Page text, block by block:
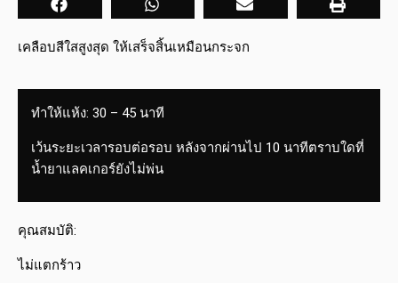
เคลือบสีใสสูงสุด ให้เสร็จสิ้นเหมือนกระจก
ทำให้แห้ง: 30 – 45 นาที
เว้นระยะเวลารอบต่อรอบ หลังจากผ่านไป 10 นาทีตราบใดที่
น้ำยาแลคเกอร์ยังไม่พ่น
คุณสมบัติ:
ไม่แตกร้าว